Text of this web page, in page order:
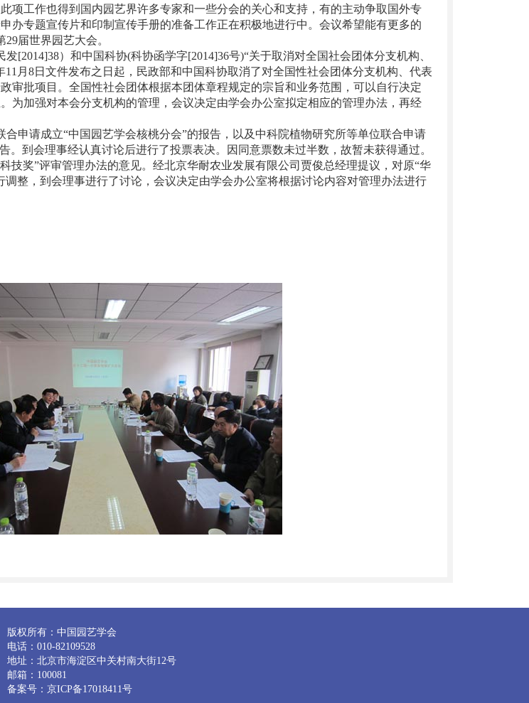
项工作也得到国内园艺界许多专家和一些分会的关心和支持，有的主动争取国外专
办专题宣传片和印制宣传手册的准备工作正在积极地进行中。会议希望能有更多的
届世界园艺大会。
）和中国科协(科协函学字[2014]36号)“关于取消对全国社会团体分支机构、
11月8日文件发布之日起，民政部和中国科协取消了对全国性社会团体分支机构、代表
审批项目。全国性社会团体根据本团体章程规定的宗旨和业务范围，可以自行决定
为加强对本会分支机构的管理，会议决定由学会办公室拟定相应的管理办法，再经
请成立“中国园艺学会核桃分会”的报告，以及中科院植物研究所等单位联合申请
。到会理事经认真讨论后进行了投票表决。因同意票数未过半数，故暂未获得通过。
”评审管理办法的意见。经北京华耐农业发展有限公司贾俊总经理提议，对原“华
整，到会理事进行了讨论，会议决定由学会办公室将根据讨论内容对管理办法进行
版权所有：中国园艺学会
电话：010-82109528
地址：北京市海淀区中关村南大街12号
邮箱：100081
备案号：京ICP备17018411号